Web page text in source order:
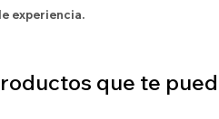
experiencia.
que te